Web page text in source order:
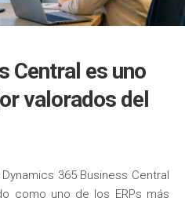
Central es uno
valorados del
365 Business Central
como uno de los ERPs más